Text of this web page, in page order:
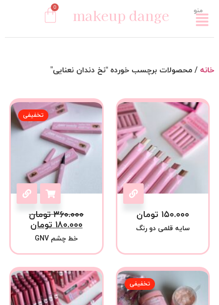
منو makeup dange
0
خانه / محصولات برچسب خورده “نخ دندان نعنایی”
۱۵۰.۰۰۰ تومان
سایه قلمی دو رنگ
تخفیفی
۳۶۰.۰۰۰ تومان
۱۸۰.۰۰۰ تومان
خط چشم GNV
تخفیفی